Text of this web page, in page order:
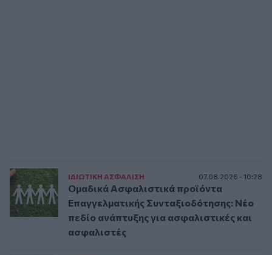
ΙΔΙΩΤΙΚΗ ΑΣΦAΛΙΣΗ 07.08.2026 - 10:28
Ομαδικά Ασφαλιστικά προϊόντα
Επαγγελματικής Συνταξιοδότησης: Νέο
πεδίο ανάπτυξης για ασφαλιστικές και
ασφαλιστές